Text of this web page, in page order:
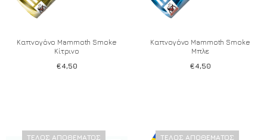
Καπνογόνο Mammoth Smoke
Κίτρινο
€4,50
Καπνογόνο Mammoth Smoke
Μπλε
€4,50
ΤΈΛΟΣ ΑΠΟΘΈΜΑΤΟΣ ΤΈΛΟΣ ΑΠΟΘΈΜΑΤΟΣ